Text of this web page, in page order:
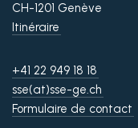
CH-1201 Genève
Itinéraire
+41 22 949 18 18
sse(at)sse-ge.ch
Formulaire de contact